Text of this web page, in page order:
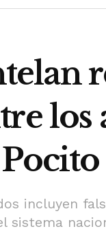
incluyen
sistema